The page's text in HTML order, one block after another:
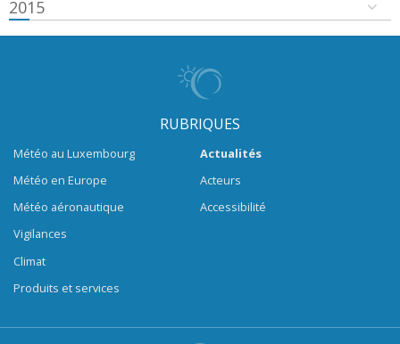
2015
RUBRIQUES
Météo au Luxembourg
Météo en Europe
Météo aéronautique
Vigilances
Climat
Produits et services
Actualités
Acteurs
Accessibilité